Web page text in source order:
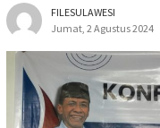
FILESULAWESI
Jumat, 2 Agustus 2024